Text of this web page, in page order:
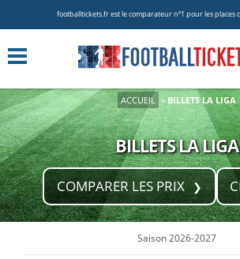
footballtickets.fr est le comparateur nº1 pour les places
ACCUEIL » BILLETS LA LIGA
BILLETS LA LIGA
COMPARER LES PRIX
Saison 2026-2027